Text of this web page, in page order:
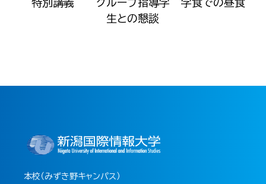
特別講義
グループ指導学
生との懇談
学食での昼食
本校（みずき野キャンパス）